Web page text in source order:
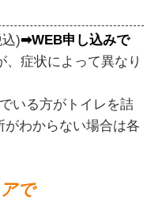
)➡WEB申し込みで
、症状によって異なり
いる方がトイレを詰
がわからない場合は各
で